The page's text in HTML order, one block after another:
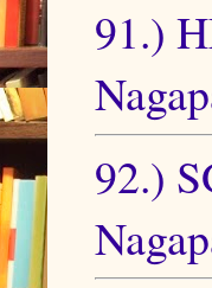
91.)
92.)